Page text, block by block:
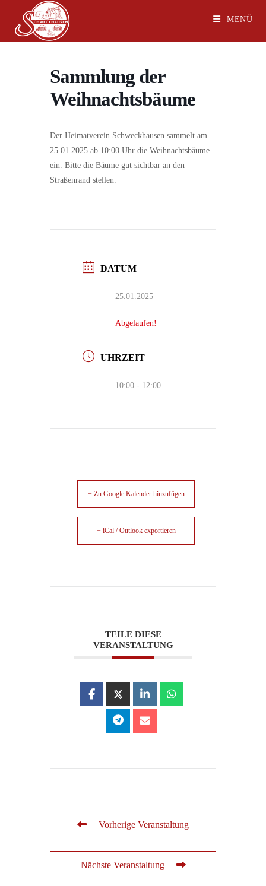
MENÜ
Sammlung der
Weihnachtsbäume
Der Heimatverein Schweckhausen sammelt am
25.01.2025 ab 10:00 Uhr die Weihnachtsbäume
ein. Bitte die Bäume gut sichtbar an den
Straßenrand stellen.
DATUM
25.01.2025
Abgelaufen!
UHRZEIT
10:00 - 12:00
+ Zu Google Kalender hinzufügen
+ iCal / Outlook exportieren
TEILE DIESE
VERANSTALTUNG
Vorherige Veranstaltung
Nächste Veranstaltung